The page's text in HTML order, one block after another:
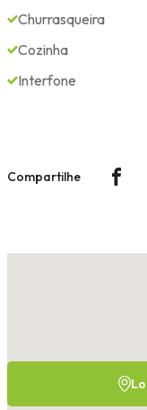
Churrasqueira
Cozinha
Interfone
Compartilhe